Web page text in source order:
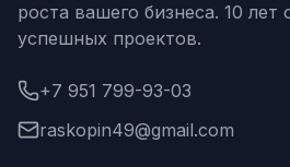
роста вашего бизнеса. 10 лет
успешных проектов.
+7 951 799-93-03
raskopin49@gmail.com